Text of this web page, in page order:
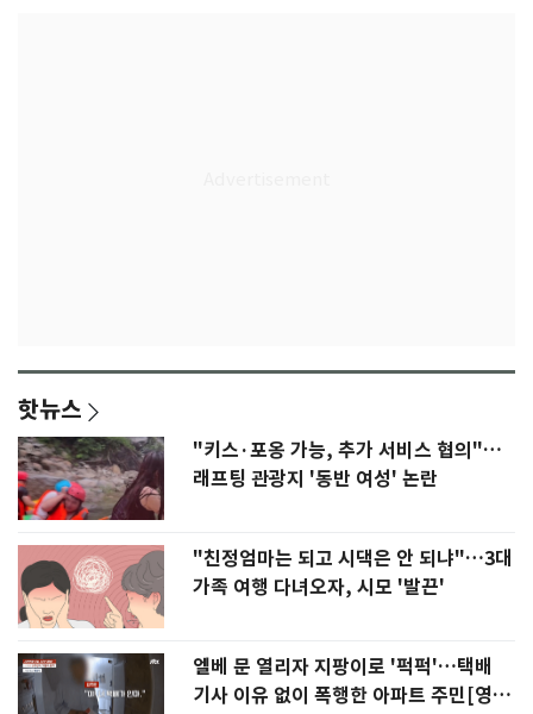
핫뉴스
"키스·포옹 가능, 추가 서비스 협의"…
래프팅 관광지 '동반 여성' 논란
"친정엄마는 되고 시댁은 안 되냐"…3대
가족 여행 다녀오자, 시모 '발끈'
엘베 문 열리자 지팡이로 '퍽퍽'…택배
기사 이유 없이 폭행한 아파트 주민[영